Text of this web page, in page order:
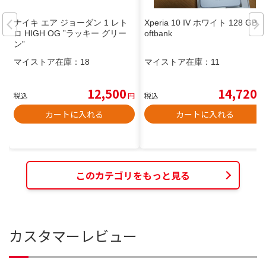
ナイキ エア ジョーダン 1 レト
ロ HIGH OG ”ラッキー グリー
ン”
マイストア在庫： 18
税込 12,500円
カートに入れる
Xperia 10 IV ホワイト 128 GB S
oftbank
マイストア在庫： 11
税込 14,720
カートに入れる
このカテゴリをもっと見る
カスタマーレビュー